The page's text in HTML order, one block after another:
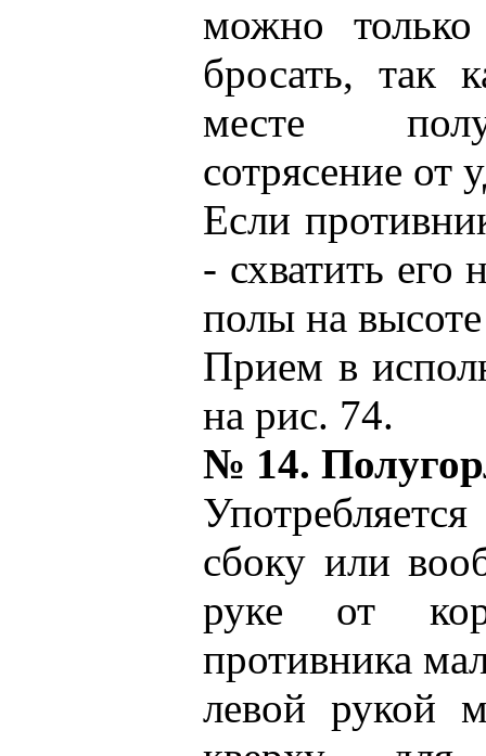
можно
бросать, так
месте
сотрясение от
Если
- схватить его
полы на
Прием в
на рис. 74.
№ 14.
сбоку или
руке от
противника
левой рукой